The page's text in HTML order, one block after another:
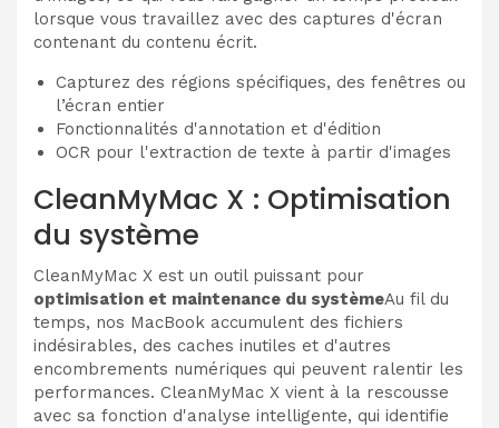
lorsque vous travaillez avec des captures d'écran
contenant du contenu écrit.
Capturez des régions spécifiques, des fenêtres ou
l’écran entier
Fonctionnalités d'annotation et d'édition
OCR pour l'extraction de texte à partir d'images
CleanMyMac X : Optimisation
du système
CleanMyMac X est un outil puissant pour
optimisation et maintenance du systèmeAu fil du
temps, nos MacBook accumulent des fichiers
indésirables, des caches inutiles et d'autres
encombrements numériques qui peuvent ralentir les
performances. CleanMyMac X vient à la rescousse
avec sa fonction d'analyse intelligente, qui identifie